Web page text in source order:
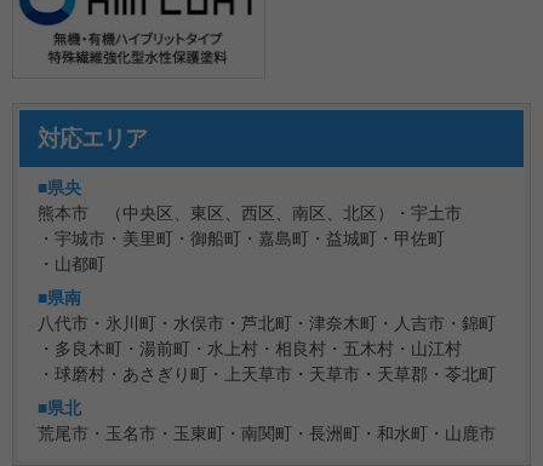
対応エリア
■県央
熊本市 （中央区、東区、西区、南区、北区）
宇土市
宇城市
美里町 御船町 嘉島町 益城町
甲佐町
山都町
■県南
八代市
氷川町 水俣市 芦北町 津奈木町 人吉市
錦町
多良木町
湯前町 水上村 相良村 五木村
山江村
球磨村
あさぎり町 上天草市 天草市 天草郡
苓北町
■県北
荒尾市
玉名市 玉東町 南関町 長洲町 和水町 山鹿市